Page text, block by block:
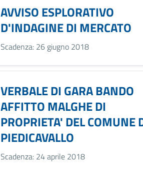
AVVISO ESPLORATIVO
D'INDAGINE DI MERCATO
Scadenza: 26 giugno 2018
VERBALE DI GARA BANDO
AFFITTO MALGHE DI
PROPRIETA' DEL COMUNE
PIEDICAVALLO
Scadenza: 24 aprile 2018